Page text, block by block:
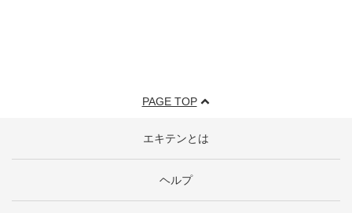
PAGE TOP
エキテンとは
ヘルプ